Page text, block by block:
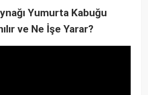
Yumurta Kabuğu
ve Ne İşe Yarar?